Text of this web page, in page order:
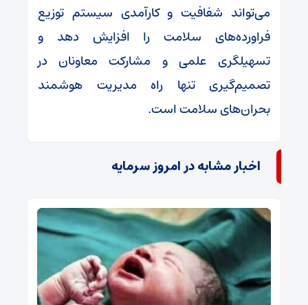
می‌تواند شفافیت و کارآمدی سیستم توزیع
فراورده‌های سلامت را افزایش دهد و
تسهیلگری علمی و مشارکت معاونان در
تصمیم‌گیری تنها راه مدیریت هوشمند
بحران‌های سلامت است.
اخبار مشابه در امروز سرمایه